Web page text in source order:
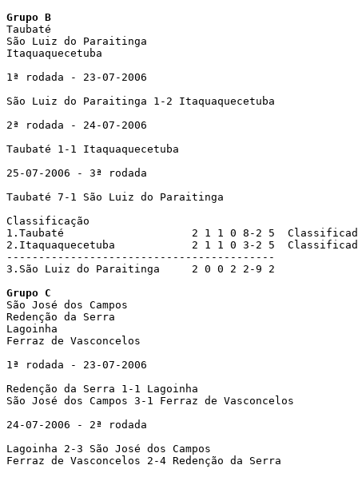
Grupo B
Taubaté
São Luiz do Paraitinga
Itaquaquecetuba
1ª rodada - 23-07-2006
São Luiz do Paraitinga 1-2 Itaquaquecetuba
2ª rodada - 24-07-2006
Taubaté 1-1 Itaquaquecetuba
25-07-2006 - 3ª rodada
Taubaté 7-1 São Luiz do Paraitinga
Classificação
1.Taubaté                    2 1 1 0 8-2 5
2.Itaquaquecetuba            2 1 1 0 3-2 5
------------------------------------------
3.São Luiz do Paraitinga     2 0 0 2 2-9 2
Grupo C
São José dos Campos
Redenção da Serra
Lagoinha
Ferraz de Vasconcelos
1ª rodada - 23-07-2006
Redenção da Serra 1-1 Lagoinha
São José dos Campos 3-1 Ferraz de Vasconcelos
24-07-2006 - 2ª rodada
Lagoinha 2-3 São José dos Campos
Ferraz de Vasconcelos 2-4 Redenção da Serra